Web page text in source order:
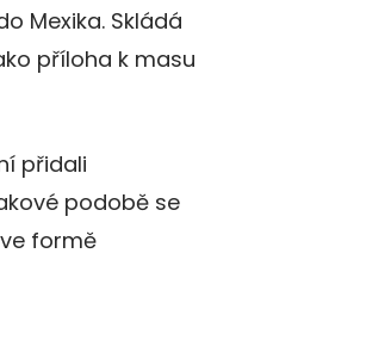
Mexika. Skládá
příloha k masu
přidali
podobě se
formě